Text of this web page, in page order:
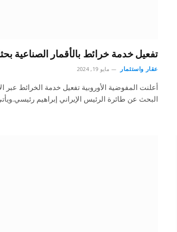
تفعيل خدمة خرائط بالأقمار الصناعية
عقار واستثمار مايو 19, 2024
أعلنت المفوضية الأوروبية تفعيل خدمة الخرائط عبر
البحث عن طائرة الرئيس الإيراني إبراهيم